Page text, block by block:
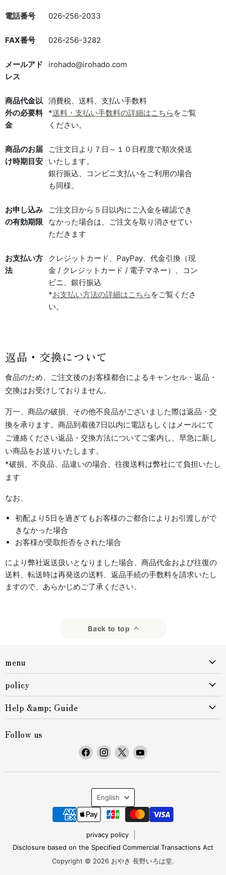
電話番号 026-256-2033
FAX番号 026-256-3282
メールアド
レス
irohado@irohado.com
商品代金以
外の必要料
金
消費税、送料、支払い手数料
*送料・支払い手数料の詳細はこちら をご覧
ください。
商品のお届
け時期目安
ご注文日より７日～１０日程度で順次発送
いたします。
銀行振込、コンビニ支払いをご利用の場合
も同様。
お申し込み
の有効期限
ご注文日から５日以内にご入金を確認でき
なかった場合は、ご注文を取り消させてい
ただきます
お支払い方
法
クレジットカード、PayPay、代金引換（現
金 / クレジットカード / 電子マネー）、コン
ビニ、銀行振込
*お支払い方法の詳細はこちら をご覧くださ
い。
返品・交換について
食品のため、ご注文後のお客様都合によるキャンセル・返品・
交換はお受けしておりません。
万一、商品の破損、その他不良品がございました際は返品・交
換を承ります。商品到着後7日以内に電話もしくはメールにて
ご連絡ください返品・交換方法についてご案内し、早急に新し
い商品をお送りいたします。
*破損、不良品、品違いの場合、往復送料は弊社にて負担いたし
ます
なお、
初配より5日を過ぎてもお客様のご都合によりお引渡しがで
きなかった場合
お客様が受取拒否をされた場合
により弊社返送扱いとなりました場合、商品代金および往復の
送料、転送時は再発送の送料、返品手続の手数料を請求いたし
ますので、あらかじめご了承ください。
Back to top
menu
policy
Help &amp; Guide
Follow us
F
n
s
o
F
a
c
F
n
u
s
o
I
n
s
F
n
u
s
o
F
n
s
o
u
L
a
n
g
English
privacy policy
Disclosure based on the Specified Commercial Transactions Act
Copyright © 2026 おやき 長野いろは堂.